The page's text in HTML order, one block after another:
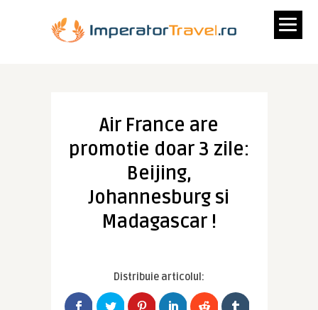
Air France are
promotie doar 3 zile:
Beijing,
Johannesburg si
Madagascar !
Distribuie articolul: